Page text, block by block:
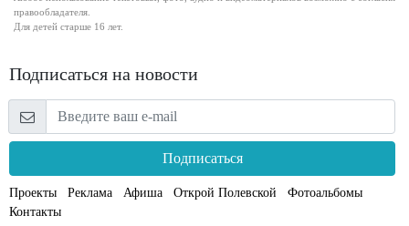
правообладателя.
Для детей старше 16 лет.
Подписаться на новости
Подписаться
Проекты Реклама Афиша Открой Полевской
Фотоальбомы
Контакты